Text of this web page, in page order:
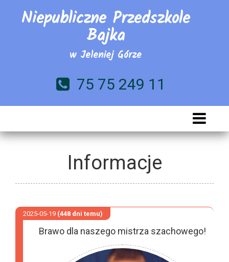
Niepubliczne Przedszkole
Bajka
w Jeleniej Górze
75 75 249 11
Informacje
Brawo dla naszego mistrza szachowego!
2025-05-19 (448 dni temu)